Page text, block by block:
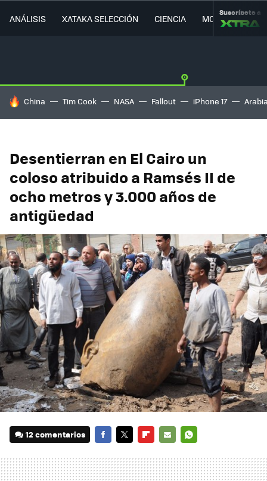
ANÁLISIS XATAKA SELECCIÓN CIENCIA MOVILIDAD
Suscríbete a
HOY SE HABLA DE
China Tim Cook NASA Fallout iPhone 17
Desentierran en El Cairo un
coloso atribuido a Ramsés II de
ocho metros y 3.000 años de
antigüedad
12 comentarios
MAIL